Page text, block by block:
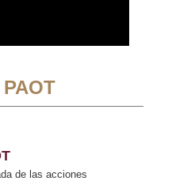
de las acciones